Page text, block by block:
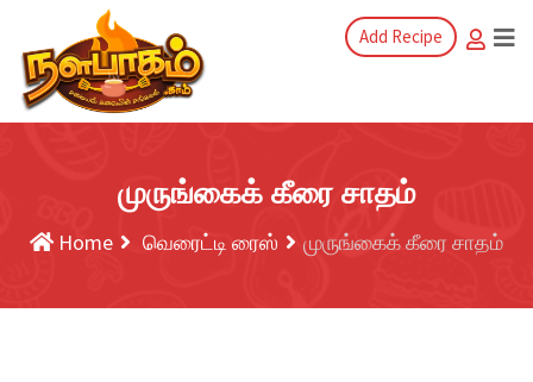
Add Recipe
முருங்கைக் கீரை சாதம்
Home வெரைட்டி ரைஸ் முருங்கைக் கீரை சாதம்